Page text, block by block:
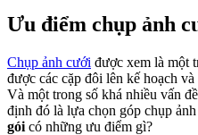
Ưu điểm chụp ảnh
Chụp ảnh cưới được xem là một
được các cặp đôi lên kế hoạch
Và một trong số khá nhiều vấn
định đó là lựa chọn góp chụp
gói có những ưu điểm gì?